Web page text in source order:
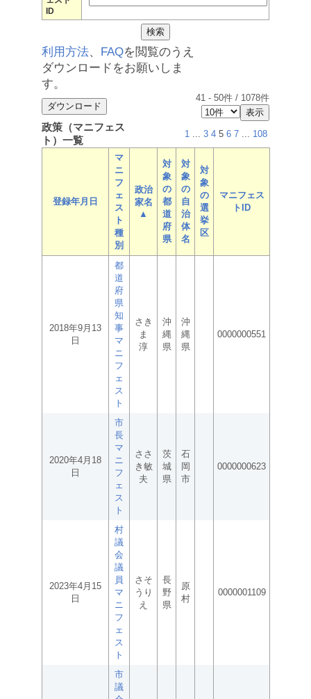
ID
利用方法、 FAQを閲覧のうえ
ダウンロードをお願いしま
す。
41 - 50件 / 1078件
政策（マニフェス
ト）一覧
1 ... 3 4 5 6 7 ... 108
登録年月日
マ
ニ
フ
ェ
ス
ト
種
別
政治
家名
▲
対
象
の
都
道
府
県
対
象
の
自
治
体
名
対
象
の
選
挙
区
マニフェス
トID
2018年9月13
日
都
道
府
県
知
事
マ
ニ
フ
ェ
ス
ト
さき
ま
淳
沖
縄
県
沖
縄
県
0000000551
2020年4月18
日
市
長
マ
ニ
フ
ェ
ス
ト
ささ
き敏
夫
茨
城
県
石
岡
市
0000000623
2023年4月15
日
村
議
会
議
員
マ
ニ
フ
ェ
ス
ト
さそ
うり
え
長
野
県
原
村
0000001109
市
議